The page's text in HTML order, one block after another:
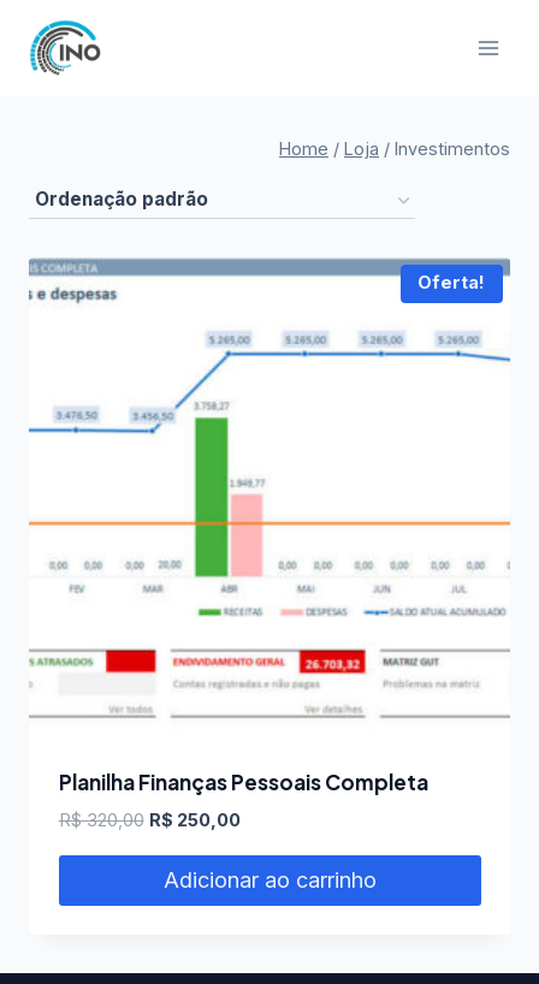
para
Home / Loja / Investimentos
Oferta!
Planilha Finanças Pessoais Completa
R$320,00 O
original
era:
R$ 250,00O
atual
é:
Adicionar ao carrinho